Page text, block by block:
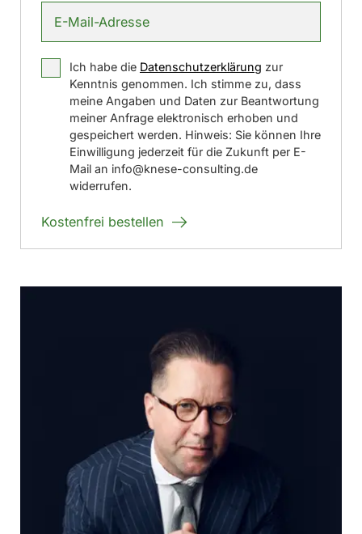
Ich habe die Datenschutzerklärung zur
Kenntnis genommen. Ich stimme zu, dass
meine Angaben und Daten zur Beantwortung
meiner Anfrage elektronisch erhoben und
gespeichert werden. Hinweis: Sie können Ihre
Einwilligung jederzeit für die Zukunft per E-
Mail an info@knese-consulting.de
widerrufen.
Kostenfrei bestellen